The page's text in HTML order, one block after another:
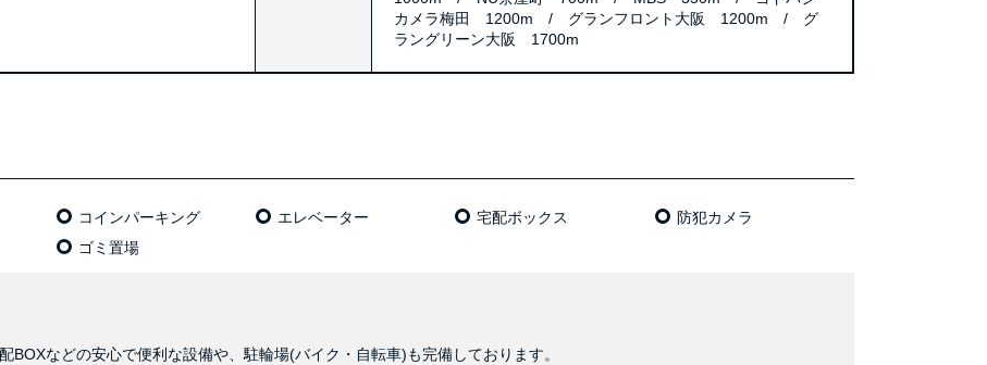
カメラ梅田 1200m / グランフロント大阪 1200m / グ
ラングリーン大阪 1700m
コインパーキング エレベーター 宅配ボックス
防犯カメラ
ゴミ置場
BOXなどの安心で便利な設備や、駐輪場(バイク・自転車)も完備しております。